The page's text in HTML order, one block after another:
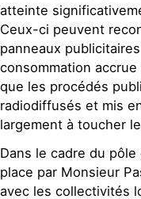
atteinte
Ceux-ci peuvent
panneaux
consommation
que les procédés
radiodiffusés et mis
largement à toucher
Dans le cadre du
place par Monsieur
avec les collectivités